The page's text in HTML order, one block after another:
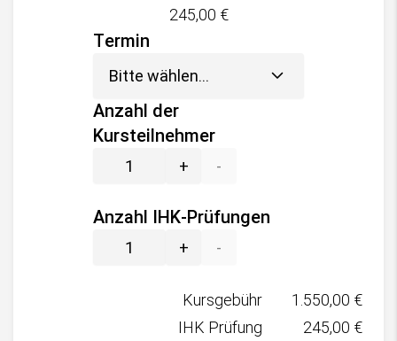
245,00 €
Termin
Anzahl der
Kursteilnehmer
+ -
Anzahl IHK-Prüfungen
+ -
Kursgebühr 1.550,00 €
IHK Prüfung
245,00 €